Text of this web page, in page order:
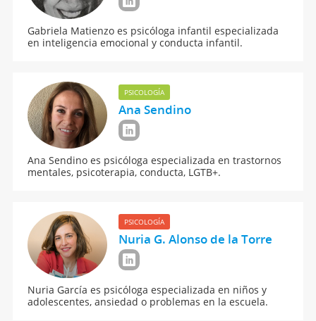
Gabriela Matienzo es psicóloga infantil especializada
en inteligencia emocional y conducta infantil.
PSICOLOGÍA
Ana Sendino
Ana Sendino es psicóloga especializada en trastornos
mentales, psicoterapia, conducta, LGTB+.
PSICOLOGÍA
Nuria G. Alonso de la Torre
Nuria García es psicóloga especializada en niños y
adolescentes, ansiedad o problemas en la escuela.